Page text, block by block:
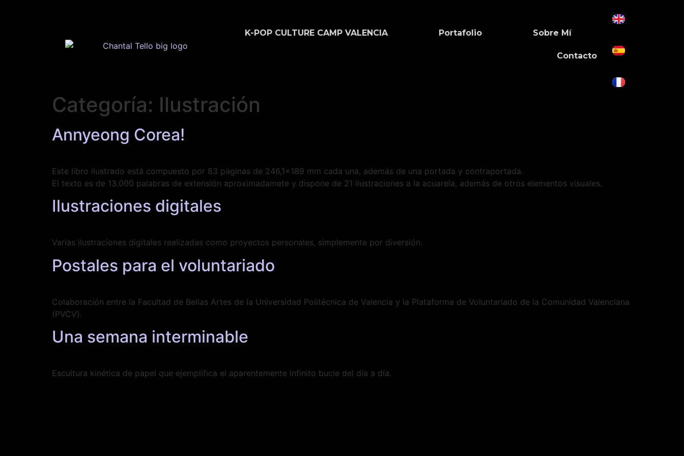
K-POP CULTURE CAMP VALENCIA Portafolio Sobre Mí
Contacto
Categoría: Ilustración
Annyeong Corea!
Este libro ilustrado está compuesto por 83 páginas de 246,1×189 mm cada una, además de una portada y contraportada.
El texto es de 13.000 palabras de extensión aproximadamete y dispone de 21 ilustraciones a la acuarela, además de otros elementos visuales.
Ilustraciones digitales
Varias ilustraciones digitales realizadas como proyectos personales, simplemente por diversión.
Postales para el voluntariado
Colaboración entre la Facultad de Bellas Artes de la Universidad Politécnica de Valencia y la Plataforma de Voluntariado de la Comunidad Valenciana
(PVCV).
Una semana interminable
Escultura kinética de papel que ejemplifica el aparentemente infinito bucle del día a día.